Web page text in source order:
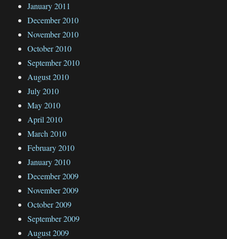
January 2011
December 2010
November 2010
October 2010
September 2010
August 2010
July 2010
May 2010
April 2010
March 2010
February 2010
January 2010
December 2009
November 2009
October 2009
September 2009
August 2009